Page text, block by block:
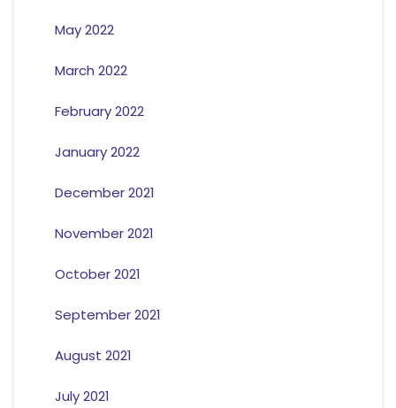
May 2022
March 2022
February 2022
January 2022
December 2021
November 2021
October 2021
September 2021
August 2021
July 2021